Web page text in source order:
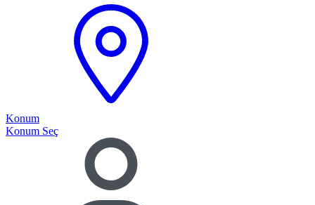
Konum
Konum Seç